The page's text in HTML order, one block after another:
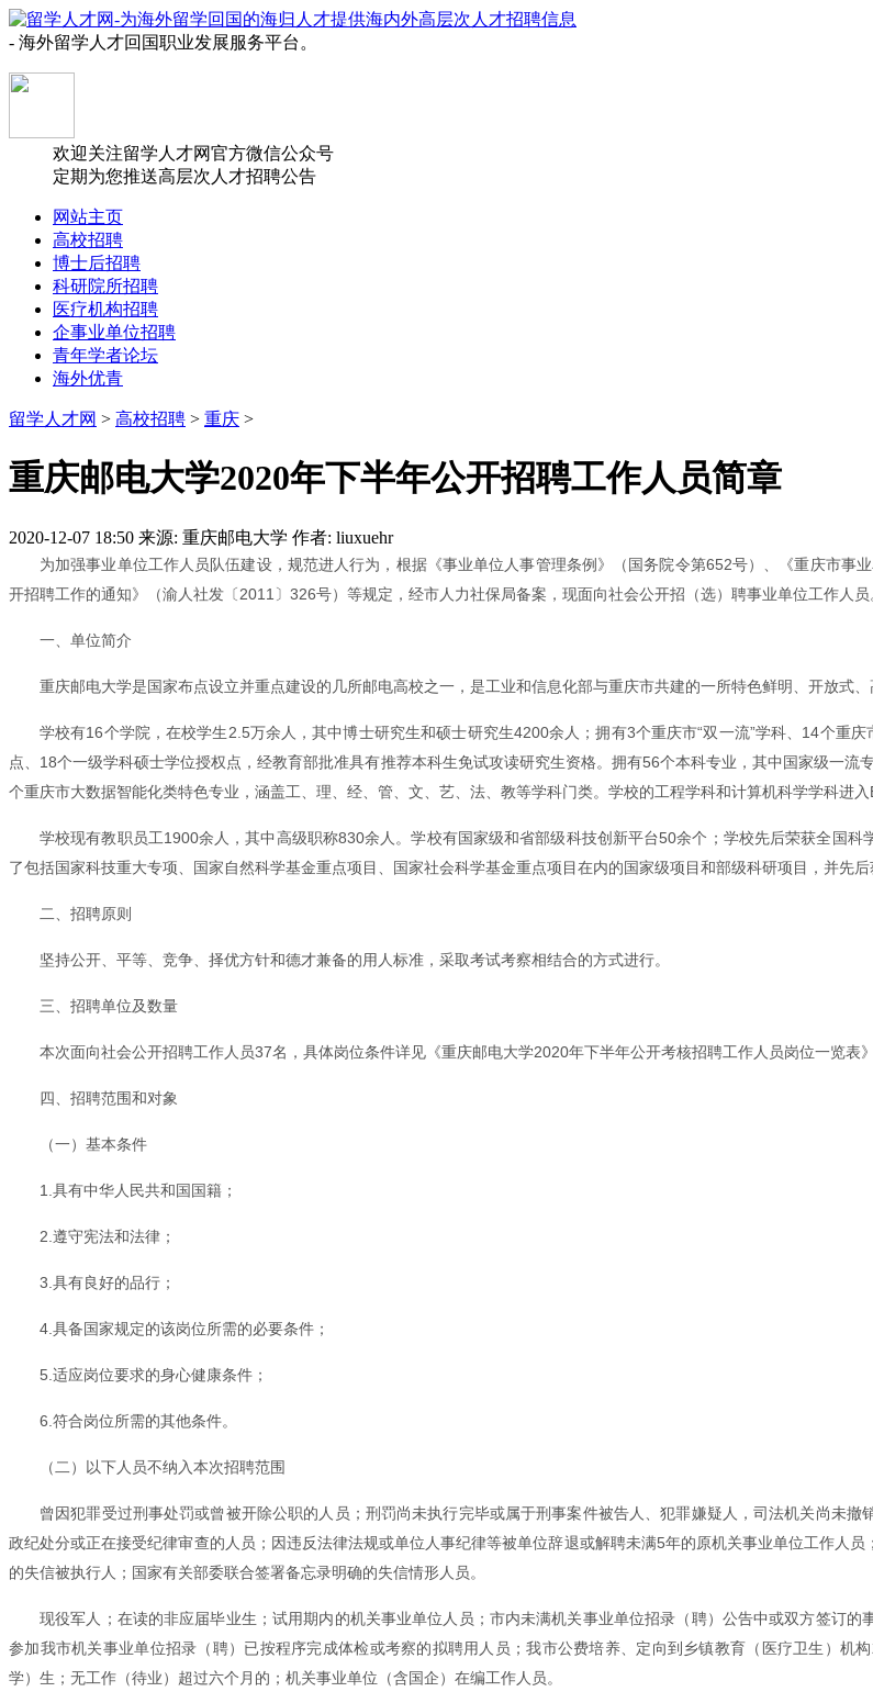
- 海外留学人才回国职业发展服务平台。
欢迎关注留学人才网官方微信公众号
定期为您推送高层次人才招聘公告
网站主页
高校招聘
博士后招聘
科研院所招聘
医疗机构招聘
企事业单位招聘
青年学者论坛
海外优青
留学人才网 > 高校招聘 > 重庆 >
重庆邮电大学2020年下半年公开招聘工作人员简章
2020-12-07 18:50 来源: 重庆邮电大学 作者: liuxuehr
为加强事业单位工作人员队伍建设，规范进人行为，根据《事业单位人事管理条例》（国务院令第652号）、《重庆市
开招聘工作的通知》（渝人社发〔2011〕326号）等规定，经市人力社保局备案，现面向社会公开招（选）聘事业单位工作人员
一、单位简介
重庆邮电大学是国家布点设立并重点建设的几所邮电高校之一，是工业和信息化部与重庆市共建的一所特色鲜明、开放式、
学校有16个学院，在校学生2.5万余人，其中博士研究生和硕士研究生4200余人；拥有3个重庆市“双一流”学科、14个重
点、18个一级学科硕士学位授权点，经教育部批准具有推荐本科生免试攻读研究生资格。拥有56个本科专业，其中国家级一
个重庆市大数据智能化类特色专业，涵盖工、理、经、管、文、艺、法、教等学科门类。学校的工程学科和计算机科学学科进入
学校现有教职员工1900余人，其中高级职称830余人。学校有国家级和省部级科技创新平台50余个；学校先后荣获全国
了包括国家科技重大专项、国家自然科学基金重点项目、国家社会科学基金重点项目在内的国家级项目和部级科研项目，并先
二、招聘原则
坚持公开、平等、竞争、择优方针和德才兼备的用人标准，采取考试考察相结合的方式进行。
三、招聘单位及数量
本次面向社会公开招聘工作人员37名，具体岗位条件详见《重庆邮电大学2020年下半年公开考核招聘工作人员岗位一览表》
四、招聘范围和对象
（一）基本条件
1.具有中华人民共和国国籍；
2.遵守宪法和法律；
3.具有良好的品行；
4.具备国家规定的该岗位所需的必要条件；
5.适应岗位要求的身心健康条件；
6.符合岗位所需的其他条件。
（二）以下人员不纳入本次招聘范围
曾因犯罪受过刑事处罚或曾被开除公职的人员；刑罚尚未执行完毕或属于刑事案件被告人、犯罪嫌疑人，司法机关尚未
政纪处分或正在接受纪律审查的人员；因违反法律法规或单位人事纪律等被单位辞退或解聘未满5年的原机关事业单位工作人
的失信被执行人；国家有关部委联合签署备忘录明确的失信情形人员。
现役军人；在读的非应届毕业生；试用期内的机关事业单位人员；市内未满机关事业单位招录（聘）公告中或双方签订
参加我市机关事业单位招录（聘）已按程序完成体检或考察的拟聘用人员；我市公费培养、定向到乡镇教育（医疗卫生）
学）生；无工作（待业）超过六个月的；机关事业单位（含国企）在编工作人员。